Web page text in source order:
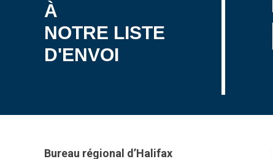
À
NOTRE LISTE
D'ENVOI
Bureau régional d’Halifax